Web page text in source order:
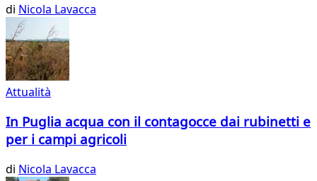
di Nicola Lavacca
Attualità
In Puglia acqua con il contagocce dai rubinetti e
per i campi agricoli
di Nicola Lavacca